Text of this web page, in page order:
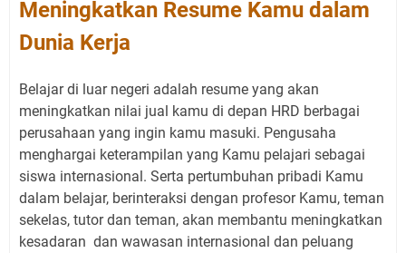
Meningkatkan Resume Kamu dalam
Dunia Kerja
Belajar di luar negeri adalah resume yang akan
meningkatkan nilai jual kamu di depan HRD berbagai
perusahaan yang ingin kamu masuki. Pengusaha
menghargai keterampilan yang Kamu pelajari sebagai
siswa internasional. Serta pertumbuhan pribadi Kamu
dalam belajar, berinteraksi dengan profesor Kamu, teman
sekelas, tutor dan teman, akan membantu meningkatkan
kesadaran dan wawasan internasional dan peluang